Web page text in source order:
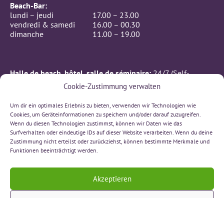
Cookie-Zustimmung verwalten
Um dir ein optimales Erlebnis zu bieten, verwenden wir Technologien wie
Cookies, um Geräteinformationen zu speichern und/oder darauf zuzugreifen.
Wenn du diesen Technologien zustimmst, können wir Daten wie das
Surfverhalten oder eindeutige IDs auf dieser Website verarbeiten. Wenn du deine
Zustimmung nicht erteilst oder zurückziehst, können bestimmte Merkmale und
Funktionen beeinträchtigt werden.
Akzeptieren
Beach-Bar:
lundi – jeudi
17.00 – 23.00
vendredi & samedi
16.00 – 00.30
dimanche
11.00 – 19.00
Halle de beach, hôtel, salle de séminaire:24/7 (Self-
BeachIN GmbH
Rämismatte 7, 3232 Ins
032 312 00 66
sonne(at)beachin.ch
Ecris-nous sur Whatsapp!